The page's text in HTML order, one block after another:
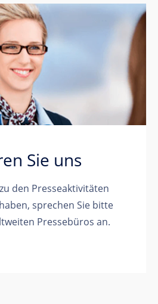
Sie uns
den Presseaktivitäten
sprechen Sie bitte
Pressebüros an.